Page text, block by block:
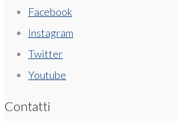
Facebook
Instagram
Twitter
Youtube
Contatti